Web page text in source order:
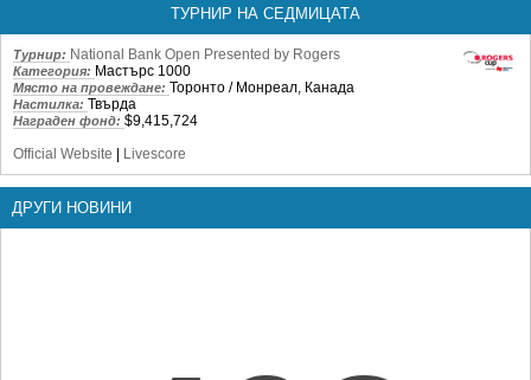
ТУРНИР НА СЕДМИЦАТА
Турнир: National Bank Open Presented by Rogers
Категория: Мастърс 1000
Място на провеждане: Торонто / Монреал, Канада
Настилка: Твърда
Награден фонд: $9,415,724
Official Website
Livescore
ДРУГИ НОВИНИ